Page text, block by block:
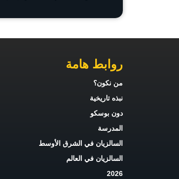
روابط هامة
من نكون؟
نبذه تاريخية
دون بوسكو
المدرسة
السالزيان في الشرق الأوسط
السالزيان في العالم
2026